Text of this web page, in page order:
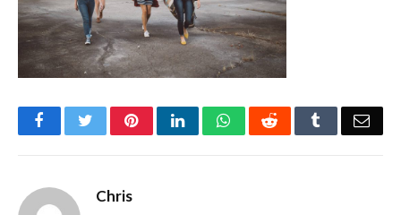
FacebookTwitterPinterestLinkedInWhatsAppReddit Tumblr
Chris